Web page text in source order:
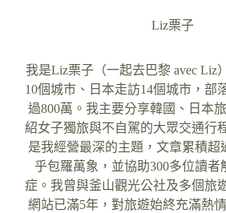
Liz栗子
我是Liz栗子（一起去巴黎 avec Liz
10個城市、日本走訪14個城市，部
過800萬。我主要分享韓國、日本
紹女子獨旅與不自駕的大眾交通行
是我經營最深的主題，文章累積超
乎包羅萬象，並協助300多位讀者
症。我曾與釜山觀光公社及多個旅
網站已滿5年，對旅遊始終充滿熱